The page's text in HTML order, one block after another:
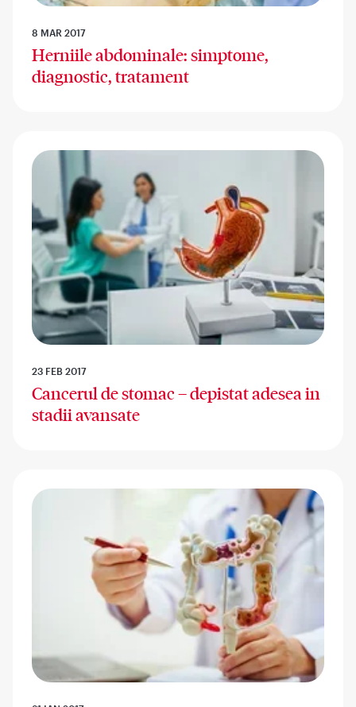
8 MAR 2017
Herniile abdominale: simptome,
diagnostic, tratament
23 FEB 2017
Cancerul de stomac – depistat adesea in
stadii avansate